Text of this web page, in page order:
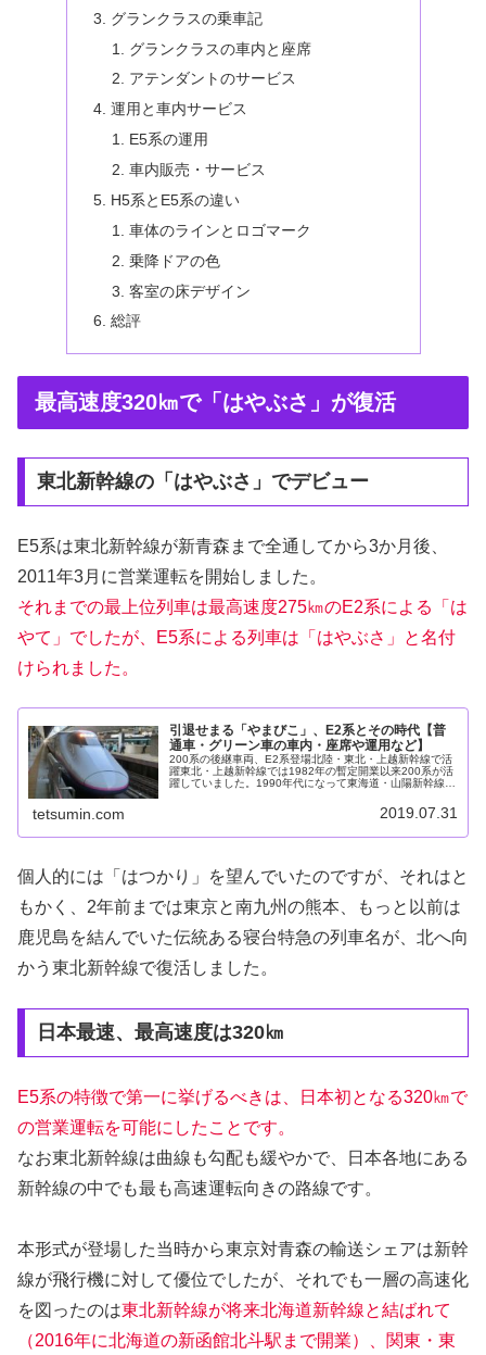
グランクラスの乗車記
グランクラスの車内と座席
アテンダントのサービス
運用と車内サービス
E5系の運用
車内販売・サービス
H5系とE5系の違い
車体のラインとロゴマーク
乗降ドアの色
客室の床デザイン
総評
最高速度320㎞で「はやぶさ」が復活
東北新幹線の「はやぶさ」でデビュー
E5系は東北新幹線が新青森まで全通してから3か月後、
2011年3月に営業運転を開始しました。
それまでの最上位列車は最高速度275㎞のE2系による「は
やて」でしたが、E5系による列車は「はやぶさ」と名付
けられました。
引退せまる「やまびこ」、E2系とその時代【普
通車・グリーン車の車内・座席や運用など】
200系の後継車両、E2系登場北陸・東北・上越新幹線で活
躍東北・上越新幹線では1982年の暫定開業以来200系が活
躍していました。1990年代になって東海道・山陽新幹線に
tetsumin.com 2019.07.31
個人的には「はつかり」を望んでいたのですが、それはと
もかく、2年前までは東京と南九州の熊本、もっと以前は
鹿児島を結んでいた伝統ある寝台特急の列車名が、北へ向
かう東北新幹線で復活しました。
日本最速、最高速度は320㎞
E5系の特徴で第一に挙げるべきは、日本初となる320㎞で
の営業運転を可能にしたことです。
なお東北新幹線は曲線も勾配も緩やかで、日本各地にある
新幹線の中でも最も高速運転向きの路線です。
本形式が登場した当時から東京対青森の輸送シェアは新幹
線が飛行機に対して優位でしたが、それでも一層の高速化
を図ったのは東北新幹線が将来北海道新幹線と結ばれて
（2016年に北海道の新函館北斗駅まで開業）、関東・東